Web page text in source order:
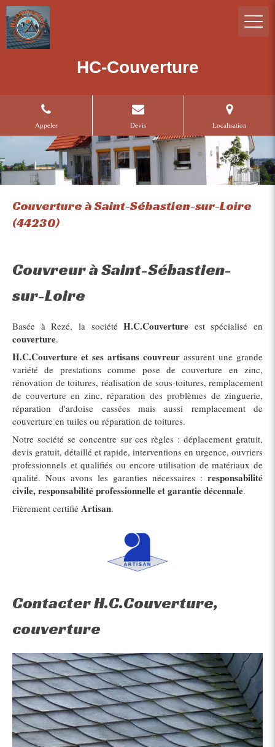
HC-Couverture
Appeler Devis Localisation
Couverture à Saint-Sébastien-sur-Loire
(44230)
Couvreur à Saint-Sébastien-
sur-Loire
Basée à Rezé, la sociétéH.C.Couverture est spécialisé en
couverture.
H.C.Couverture et ses artisans couvreur assurent une grande
variété de prestations comme pose de couverture en zinc,
rénovation de toitures, réalisation de sous-toitures, remplacement
de couverture en zinc, réparation des problèmes de zinguerie,
réparation d'ardoise cassées mais aussi remplacement de
couverture en tuiles ou réparation de toitures.
Notre société se concentre sur ces règles : déplacement gratuit,
devis gratuit, détaillé et rapide, interventions en urgence, ouvriers
professionnels et qualifiés ou encore utilisation de matériaux de
qualité. Nous avons les garanties nécessaires : responsabilité
civile, responsabilité professionnelle et garantie décennale.
Fièrement certifié Artisan.
Contacter H.C.Couverture,
couverture